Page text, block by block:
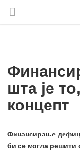
шта је
концепт
Финансирање
би се могла решити